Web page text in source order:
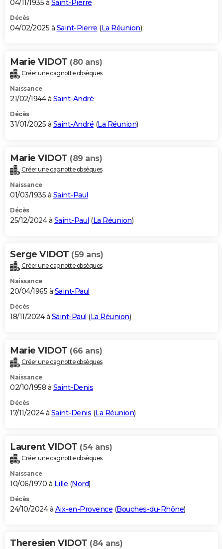
04/11/1935 à Saint-Pierre
Décès
04/02/2025 à Saint-Pierre (La Réunion)
Marie VIDOT (80 ans)
Créer une cagnotte obsèques
Naissance
21/02/1944 à Saint-André
Décès
31/01/2025 à Saint-André (La Réunion)
Marie VIDOT (89 ans)
Créer une cagnotte obsèques
Naissance
01/03/1935 à Saint-Paul
Décès
25/12/2024 à Saint-Paul (La Réunion)
Serge VIDOT (59 ans)
Créer une cagnotte obsèques
Naissance
20/04/1965 à Saint-Paul
Décès
18/11/2024 à Saint-Paul (La Réunion)
Marie VIDOT (66 ans)
Créer une cagnotte obsèques
Naissance
02/10/1958 à Saint-Denis
Décès
17/11/2024 à Saint-Denis (La Réunion)
Laurent VIDOT (54 ans)
Créer une cagnotte obsèques
Naissance
10/06/1970 à Lille (Nord)
Décès
24/10/2024 à Aix-en-Provence (Bouches-du-Rhône)
Theresien VIDOT (84 ans)